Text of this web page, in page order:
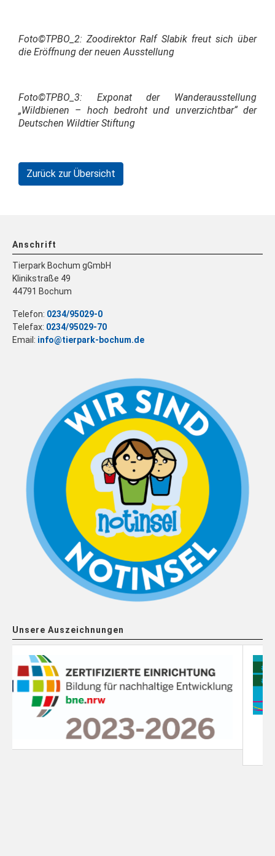
Foto©TPBO_2: Zoodirektor Ralf Slabik freut sich über
die Eröffnung der neuen Ausstellung
Foto©TPBO_3: Exponat der Wanderausstellung
„Wildbienen – hoch bedroht und unverzichtbar“ der
Deutschen Wildtier Stiftung
Zurück zur Übersicht
Anschrift
Tierpark Bochum gGmbH
Klinikstraße 49
44791 Bochum
Telefon: 0234/95029-0
Telefax: 0234/95029-70
Email: info@tierpark-bochum.de
Unsere Auszeichnungen